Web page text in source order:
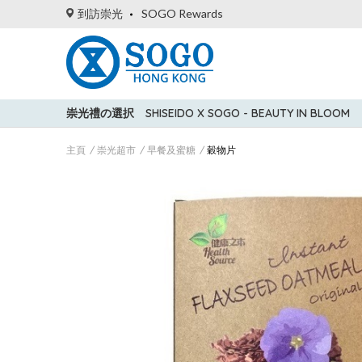
到訪崇光 SOGO Rewards
崇光禮の選択 SHISEIDO X SOGO - BEAUTY IN BLOOM
主頁 崇光超市 早餐及蜜糖 穀物片